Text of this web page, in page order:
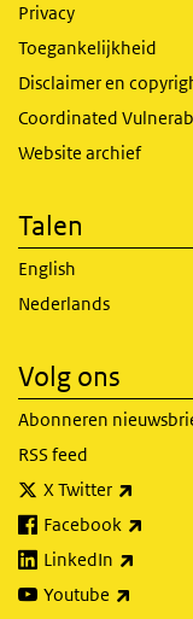
Privacy
Toegankelijkheid
Disclaimer en
Coordinated
Website archief
Talen
English
Nederlands
Volg ons
Abonneren
RSS feed
X Twitter
Facebook
LinkedIn
Youtube